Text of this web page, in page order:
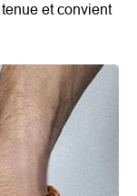
et convient